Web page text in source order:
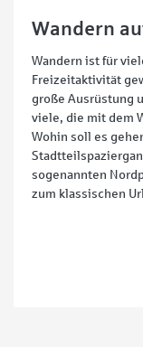
Wandern
Wandern ist für
Freizeitaktivität
große Ausrüstung
viele, die mit dem
Wohin soll es
sogenannten
zum klassischen